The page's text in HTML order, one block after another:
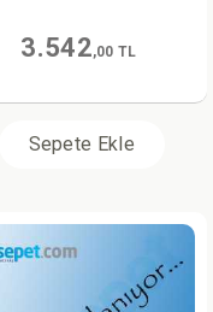
3.542,00 TL
Sepete Ekle